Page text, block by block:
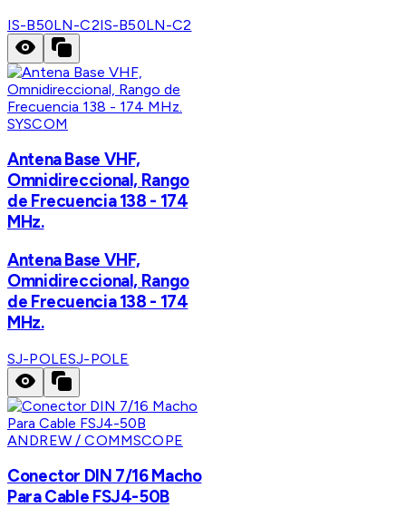
IS-B50LN-C2IS-B50LN-C2
SYSCOM
Antena Base VHF,
Omnidireccional, Rango
de Frecuencia 138 - 174
MHz.
Antena Base VHF,
Omnidireccional, Rango
de Frecuencia 138 - 174
MHz.
SJ-POLESJ-POLE
ANDREW / COMMSCOPE
Conector DIN 7/16 Macho
Para Cable FSJ4-50B